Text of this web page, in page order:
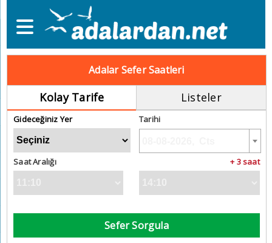
Adalar Sefer Saatleri
Kolay Tarife Listeler
Gideceğiniz Yer Tarihi
Saat Aralığı + 3 saat
Sefer Sorgula